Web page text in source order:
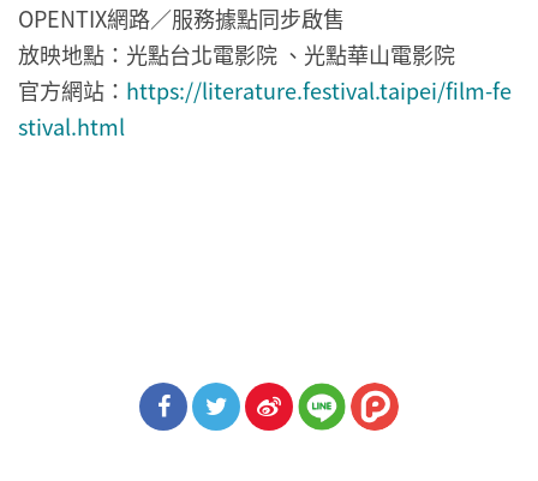
OPENTIX網路／服務據點同步啟售
放映地點：光點台北電影院 、光點華山電影院
官方網站： https://literature.festival.taipei/film-fe
stival.html